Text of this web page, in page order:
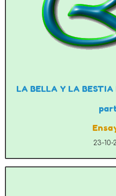
LA BELLA Y LA
23-10-